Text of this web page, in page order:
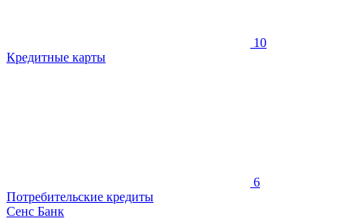
10
Кредитные карты
6
Потребительские кредиты
Сенс Банк